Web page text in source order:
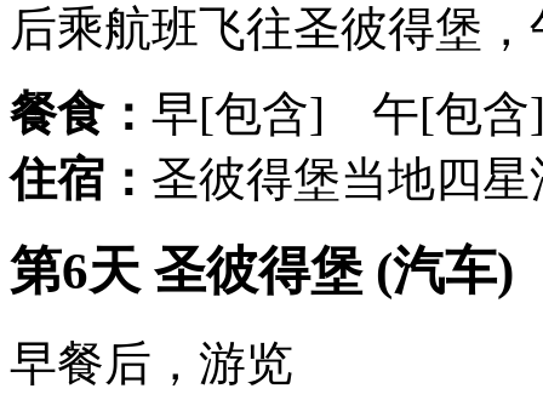
后乘航班飞往圣彼得堡
餐食： 早[包含] 午[包
住宿： 圣彼得堡当地四星
第6天 圣彼得堡 (汽车)
早餐后，游览